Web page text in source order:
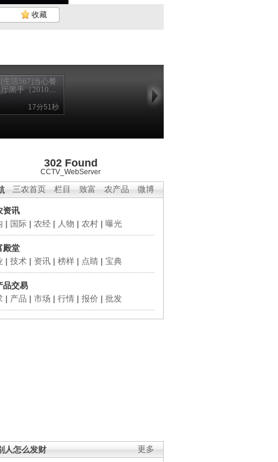
收藏
[生活567]当心餐
厅黑手（2010....
17分51秒
302 Found
CCTV_WebServer
三农首页 栏目 致富 农产品 微博
资讯
| 国际 | 农经 | 人物 | 农村 | 曝光
殿堂
| 技术 | 资讯 | 榜样 | 点睛 | 宝典
品交易
| 产品 | 市场 | 行情 | 报价 | 批发
更多
人怎么发财